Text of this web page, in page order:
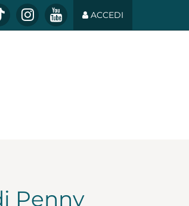
ACCEDI
Penny